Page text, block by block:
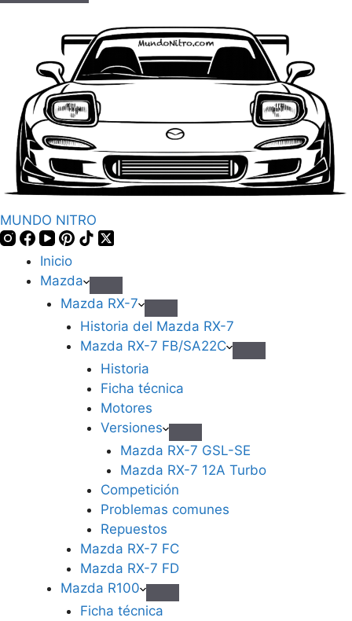
MUNDO NITRO
Inicio
Mazda
Mazda RX-7
Historia del Mazda RX-7
Mazda RX-7 FB/SA22C
Historia
Ficha técnica
Motores
Versiones
Mazda RX-7 GSL-SE
Mazda RX-7 12A Turbo
Competición
Problemas comunes
Repuestos
Mazda RX-7 FC
Mazda RX-7 FD
Mazda R100
Ficha técnica